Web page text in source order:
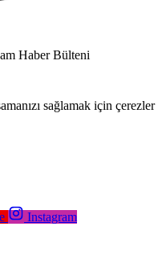
Haber Bülteni
sağlamak için çerezler
Instagram